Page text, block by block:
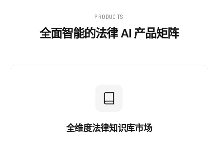
PRODUCTS
全面智能的法律 AI 产品矩阵
全维度法律知识库市场